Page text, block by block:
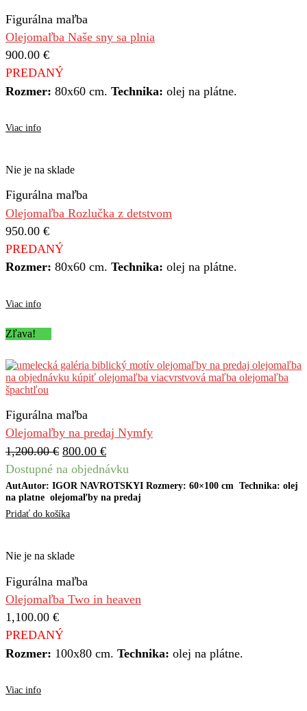
Figurálna maľba
Olejomaľba Naše sny sa plnia
900.00 €
PREDANÝ
Rozmer: 80x60 cm. Technika: olej na plátne.
Viac info
Nie je na sklade
Figurálna maľba
Olejomaľba Rozlučka z detstvom
950.00 €
PREDANÝ
Rozmer: 80x60 cm. Technika: olej na plátne.
Viac info
Zľava!
Figurálna maľba
Olejomaľby na predaj Nymfy
1,200.00€ 800.00 €
Dostupné na objednávku
AutAutor: IGOR NAVROTSKYI Rozmery: 60×100 cm Technika: olej
na platne olejomaľby na predaj
Pridať do košíka
Nie je na sklade
Figurálna maľba
Olejomaľba Two in heaven
1,100.00 €
PREDANÝ
Rozmer: 100x80 cm. Technika: olej na plátne.
Viac info